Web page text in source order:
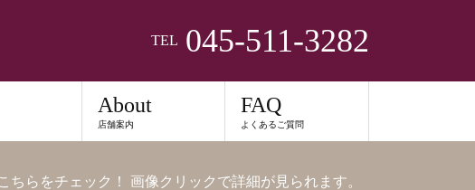
TEL 045-511-3282
About
店舗案内
FAQ
よくあるご質問
らをチェック！ 画像クリックで詳細が見られます。